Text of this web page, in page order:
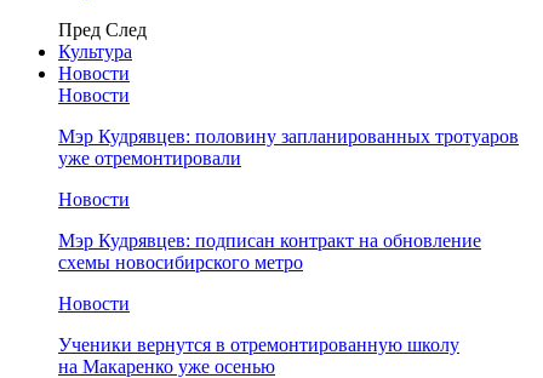
Пред След
Культура
Новости
Новости
Мэр Кудрявцев: половину запланированных тротуаров
уже отремонтировали
Новости
Мэр Кудрявцев: подписан контракт на обновление
схемы новосибирского метро
Новости
Ученики вернутся в отремонтированную школу
на Макаренко уже осенью